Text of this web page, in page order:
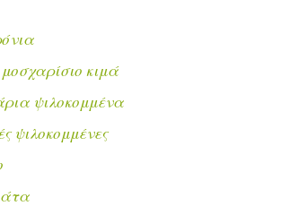
κιμά
ψιλοκομμένα
ψιλοκομμένες